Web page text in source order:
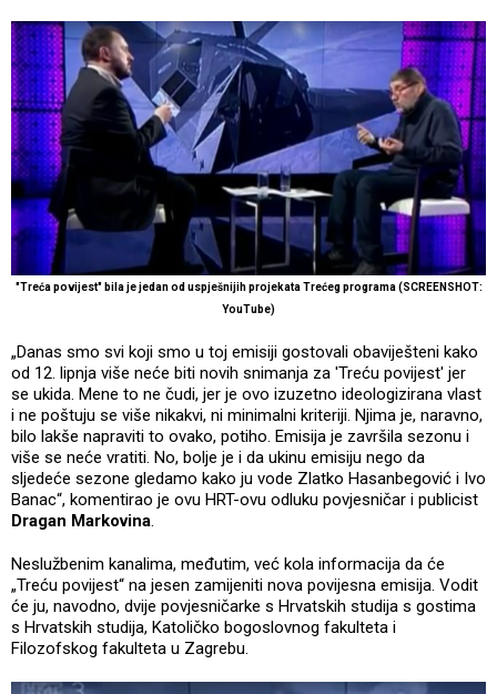
"Treća povijest" bila je jedan od uspješnijih projekata Trećeg programa (SCREENSHOT:
YouTube)
„Danas smo svi koji smo u toj emisiji gostovali obaviješteni kako
od 12. lipnja više neće biti novih snimanja za 'Treću povijest' jer
se ukida. Mene to ne čudi, jer je ovo izuzetno ideologizirana vlast
i ne poštuju se više nikakvi, ni minimalni kriteriji. Njima je, naravno,
bilo lakše napraviti to ovako, potiho. Emisija je završila sezonu i
više se neće vratiti. No, bolje je i da ukinu emisiju nego da
sljedeće sezone gledamo kako ju vode Zlatko Hasanbegović i Ivo
Banac“, komentirao je ovu HRT-ovu odluku povjesničar i publicist
Dragan Markovina.
Neslužbenim kanalima, međutim, već kola informacija da će
„Treću povijest“ na jesen zamijeniti nova povijesna emisija. Vodit
će ju, navodno, dvije povjesničarke s Hrvatskih studija s gostima
s Hrvatskih studija, Katoličko bogoslovnog fakulteta i
Filozofskog fakulteta u Zagrebu.